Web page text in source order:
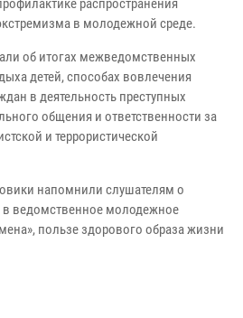
распространения
в молодежной среде.
об итогах межведомственных
детей, способах вовлечения
в деятельность преступных
общения и ответственности за
и террористической
напомнили слушателям о
ведомственное молодежное
пользе здорового образа жизни